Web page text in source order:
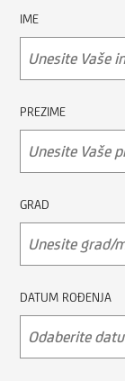
IME
PREZIME
GRAD
DATUM ROĐENJA